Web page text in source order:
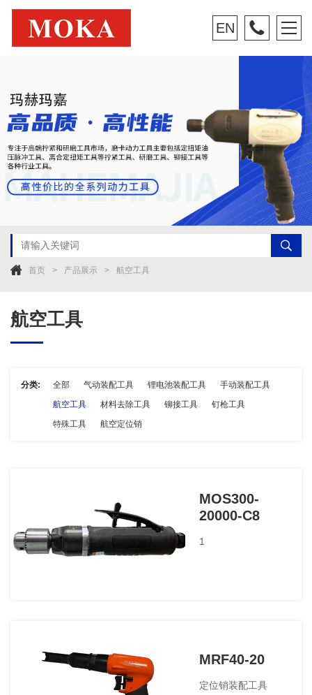
EN
首页 产品展示 航空工具
航空工具
分类: 全部 气动装配工具 锂电池装配工具
手动装配工具
航空工具
材料去除工具 铆接工具
钉枪工具
特殊工具
航空定位销
MOS300-
20000-C8
1
MRF40-20
定位销装配工具